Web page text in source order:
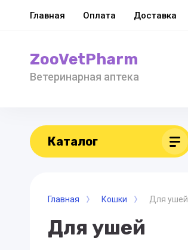
Главная Оплата Доставка
ZooVetPharm
Ветеринарная аптека
Каталог
Главная Кошки Для ушей
Для ушей